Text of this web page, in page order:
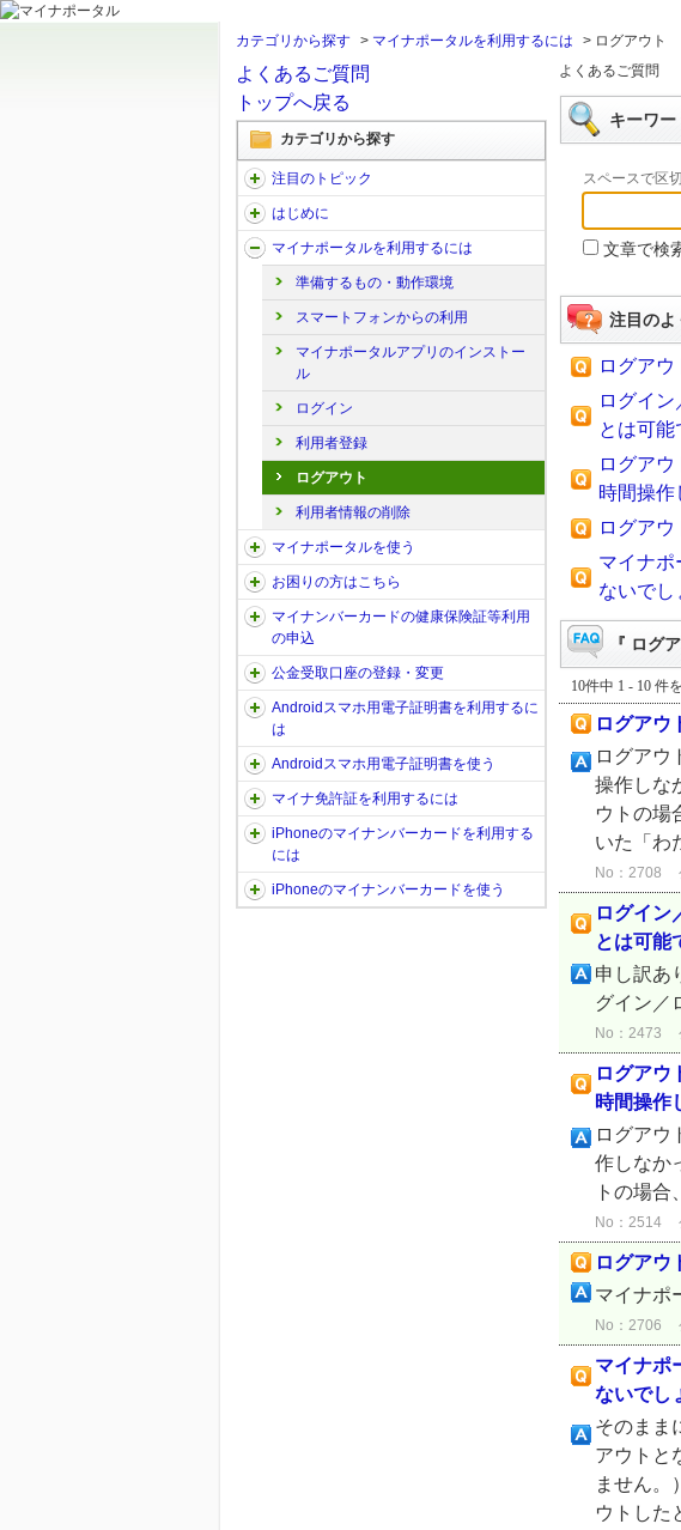
カテゴリから探す > マイナポータルを利用するには > ログアウト
よくあるご質問
トップへ戻る
カテゴリから探す
注目のトピック
はじめに
マイナポータルを利用するには
準備するもの・動作環境
スマートフォンからの利用
マイナポータルアプリのインストー
ル
ログイン
利用者登録
ログアウト
利用者情報の削除
マイナポータルを使う
お困りの方はこちら
マイナンバーカードの健康保険証等利用
の申込
公金受取口座の登録・変更
Androidスマホ用電子証明書を利用するに
は
Androidスマホ用電子証明書を使う
マイナ免許証を利用するには
iPhoneのマイナンバーカードを利用する
には
iPhoneのマイナンバーカードを使う
よくあるご質問
キーワー
スペースで区
文章で検
注目のよ
ログア
ログイ
とは可能
ログア
時間操作
ログアウ
マイナポ
ないでし
『 ログ
10件中 1 - 10 件
ログアウ
ログアウ
操作しな
ウトの場
いた「わ
No：2708
ログイン
とは可能
申し訳あ
グイン／
No：2473
ログアウ
時間操作
ログアウ
作しなか
トの場
No：2514
ログアウ
マイナポ
No：2706
マイナポ
ないでし
そのまま
アウトと
ません。
ウトした